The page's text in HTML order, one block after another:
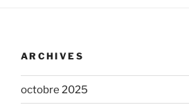
ARCHIVES
octobre 2025